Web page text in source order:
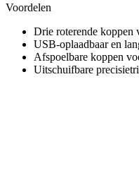
Voordelen
Drie roterende koppen
USB-oplaadbaar en
Afspoelbare koppen
Uitschuifbare